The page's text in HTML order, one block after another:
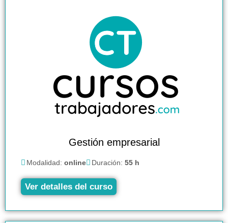
Gestión empresarial
Modalidad: online Duración: 55 h
Ver detalles del curso